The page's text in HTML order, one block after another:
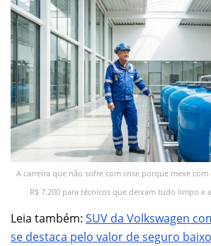
A carreira que não sofre com crise porque mexe com
R$ 7.200 para técnicos que deixam tudo limpo e
Leia também: SUV da Volkswagen
se destaca pelo valor de seguro